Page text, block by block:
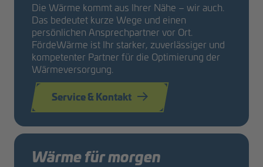
Die Wärme kommt aus Ihrer Nähe – wir auch.
Das bedeutet kurze Wege und einen
persönlichen Ansprechpartner vor Ort.
FördeWärme ist Ihr starker, zuverlässiger und
kompetenter Partner für die Optimierung der
Wärmeversorgung.
Service & Kontakt
Wärme für morgen